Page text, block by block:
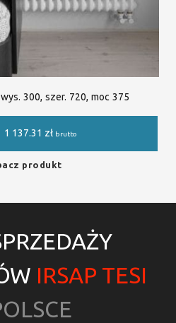
300, szer. 720, moc 375
1 137.31 zł brutto
produkt
IRSAP TESI